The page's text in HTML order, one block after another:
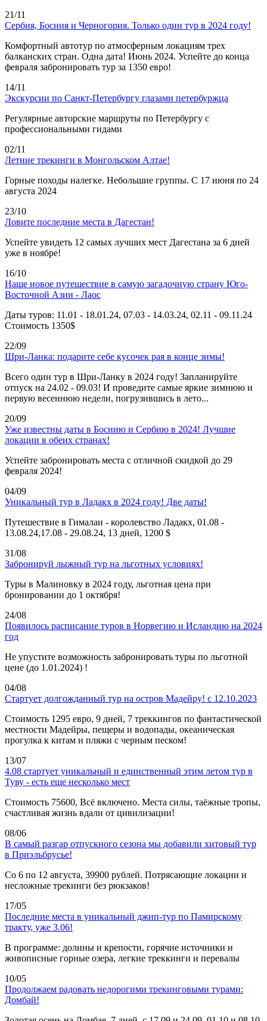
21/11
Сербия, Босния и Черногория. Только один тур в 2024 году!
Комфортный автотур по атмосферным локациям трех
балканских стран. Одна дата! Июнь 2024. Успейте до конца
февраля забронировать тур за 1350 евро!
14/11
Экскурсии по Санкт-Петербургу глазами петербуржца
Регулярные авторские маршруты по Петербургу с
профессиональными гидами
02/11
Летние трекинги в Монгольском Алтае!
Горные походы налегке. Небольшие группы. С 17 июня по 24
августа 2024
23/10
Ловите последние места в Дагестан!
Успейте увидеть 12 самых лучших мест Дагестана за 6 дней
уже в ноябре!
16/10
Наше новое путешествие в самую загадочную страну Юго-
Восточной Азии - Лаос
Даты туров: 11.01 - 18.01.24, 07.03 - 14.03.24, 02.11 - 09.11.24
Стоимость 1350$
22/09
Шри-Ланка: подарите себе кусочек рая в конце зимы!
Всего один тур в Шри-Ланку в 2024 году! Запланируйте
отпуск на 24.02 - 09.03! И проведите самые яркие зимнюю и
первую весеннюю недели, погрузившись в лето...
20/09
Уже известны даты в Боснию и Сербию в 2024! Лучшие
локации в обеих странах!
Успейте забронировать места с отличной скидкой до 29
февраля 2024!
04/09
Уникальный тур в Ладакх в 2024 году! Две даты!
Путешествие в Гималаи - королевство Ладакх, 01.08 -
13.08.24,17.08 - 29.08.24, 13 дней, 1200 $
31/08
Забронируй лыжный тур на льготных условиях!
Туры в Малиновку в 2024 году, льготная цена при
бронировании до 1 октября!
24/08
Появилось расписание туров в Норвегию и Исландию на 2024
год
Не упустите возможность забронировать туры по льготной
цене (до 1.01.2024) !
04/08
Стартует долгожданный тур на остров Мадейру! с 12.10.2023
Стоимость 1295 евро, 9 дней, 7 треккингов по фантастической
местности Мадейры, пещеры и водопады, океаническая
прогулка к китам и пляжи с черным песком!
13/07
4.08 стартует уникальный и единственный этим летом тур в
Туву - есть еще несколько мест
Стоимость 75600, Всё включено. Места силы, таёжные тропы,
счастливая жизнь вдали от цивилизации!
08/06
В самый разгар отпускного сезона мы добавили хитовый тур
в Приэльбрусье!
Со 6 по 12 августа, 39900 рублей. Потрясающие локации и
несложные трекинги без рюкзаков!
17/05
Последние места в уникальный джип-тур по Памирскому
тракту, уже 3.06!
В программе: долины и крепости, горячие источники и
живописные горные озера, легкие треккинги и перевалы
10/05
Продолжаем радовать недорогими трекинговыми турами:
Домбай!